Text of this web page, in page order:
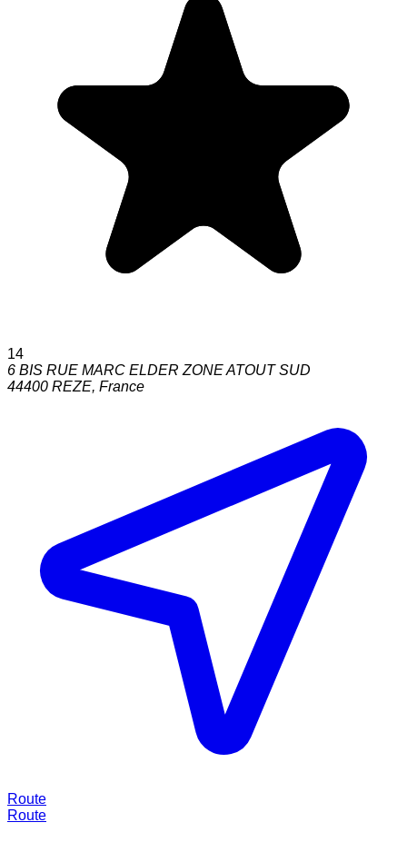
14
6 BIS RUE MARC ELDER ZONE ATOUT SUD
44400 REZE, France
Route
Route